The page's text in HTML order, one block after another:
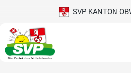
SVP KANTON